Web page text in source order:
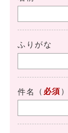
ふりがな
件名 （ 必須 ）